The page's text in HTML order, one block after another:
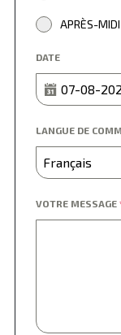
APRÈS-MIDI
DATE
LANGUE DE
Français
VOTRE MESSAGE